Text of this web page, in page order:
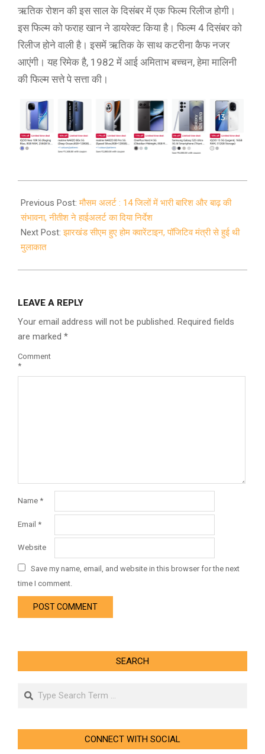
ऋतिक रोशन की इस साल के दिसंबर में एक फिल्म रिलीज होगी।
इस फिल्म को फराह खान ने डायरेक्ट किया है। फिल्म 4 दिसंबर को
रिलीज होने वाली है। इसमें ऋतिक के साथ कटरीना कैफ नजर
आएंगी। यह रिमेक है, 1982 में आई अमिताभ बच्चन, हेमा मालिनी
की फिल्म सत्ते पे सत्ता की।
07-
08
Previous Post:मौसम अलर्ट : 14 जिलों में भारी बारिश और बाढ़ की
संभावना, नीतीश ने हाईअलर्ट का दिया निर्देश
Next Post:झारखंड सीएम हुए होम क्वारेंटाइन, पॉजिटिव मंत्री से हुई थी
मुलाकात
LEAVE A REPLY
Your email address will not be published. Required fields
are marked *
Comment
*
Name *
Email *
Website
Save my name, email, and website in this browser for the next
time I comment.
SEARCH
Search
CONNECT WITH SOCIAL